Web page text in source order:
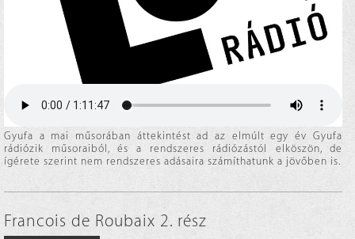
Gyufa a mai műsorában áttekintést ad az elmúlt egy év Gyufa
rádiózik műsoraiból, és a rendszeres rádiózástól elköszön, de
ígérete szerint nem rendszeres adásaira számíthatunk a jövőben is.
Francois de Roubaix 2. rész